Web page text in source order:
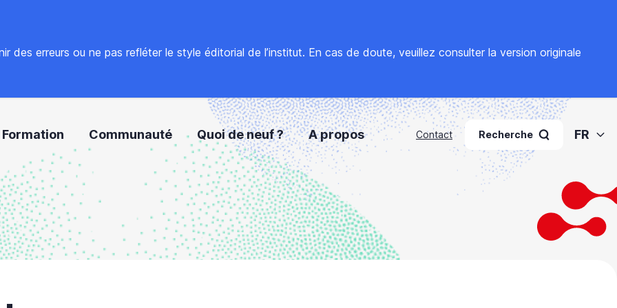
des erreurs ou ne pas refléter le style éditorial de l’institut. En cas de doute, veuillez consulter la version originale
Formation Communauté Quoi de neuf ? A propos Contact Recherche FR